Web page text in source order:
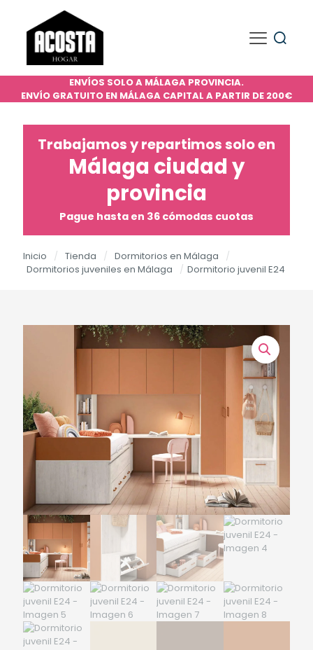
ENVÍOS SOLO A MÁLAGA PROVINCIA.
ENVÍO GRATUITO EN MÁLAGA CAPITAL A PARTIR DE 200€
Trabajamos y repartimos solo en
Málaga ciudad y
provincia
Pague hasta en 36 cómodas cuotas
Inicio / Tienda / Dormitorios en Málaga
/
Dormitorios juveniles en Málaga
/ Dormitorio juvenil E24